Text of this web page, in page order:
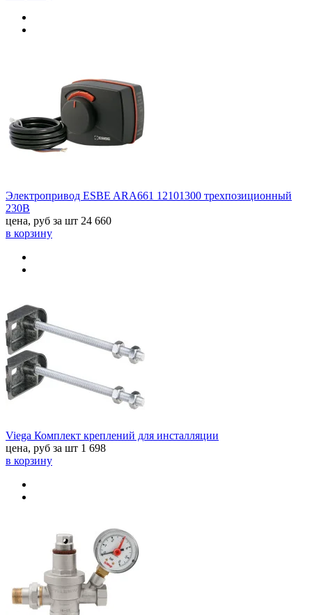
Электропривод ESBE ARA661 12101300 трехпозиционный
230В
цена, руб за шт 24 660
в корзину
Viega Комплект креплений для инсталляции
цена, руб за шт 1 698
в корзину